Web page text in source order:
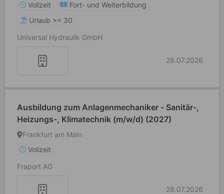
Vollzeit
Fort- und Weiterbildung
Urlaub >= 30
Universal Hydraulik GmbH
28.07.2026
Ausbildung zum Anlagenmechaniker - Sanitär-,
Heizungs-, Klimatechnik (m/w/d) (2027)
Frankfurt am Main
Vollzeit
Fraport AG
28.07.2026